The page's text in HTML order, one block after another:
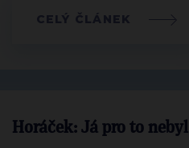
CELÝ ČLÁNEK
Horáček: Já pro to nebyl